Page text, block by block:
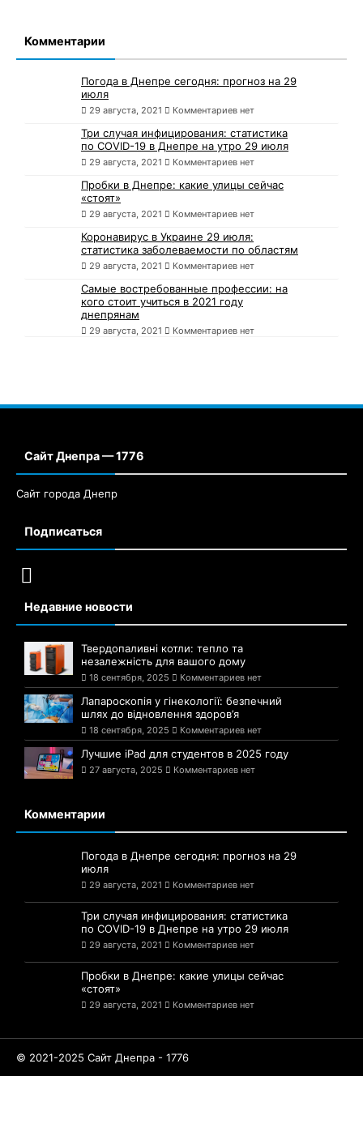
Комментарии
Погода в Днепре сегодня: прогноз на 29
июля
29 августа, 2021 Комментариев нет
Три случая инфицирования: статистика
по COVID-19 в Днепре на утро 29 июля
29 августа, 2021 Комментариев нет
Пробки в Днепре: какие улицы сейчас
«стоят»
29 августа, 2021 Комментариев нет
Коронавирус в Украине 29 июля:
статистика заболеваемости по областям
29 августа, 2021 Комментариев нет
Самые востребованные профессии: на
кого стоит учиться в 2021 году
днепрянам
29 августа, 2021 Комментариев нет
Сайт Днепра — 1776
Сайт города Днепр
Подписаться
Недавние новости
Твердопаливні котли: тепло та
незалежність для вашого дому
18 сентября, 2025 Комментариев нет
Лапароскопія у гінекології: безпечний
шлях до відновлення здоров’я
18 сентября, 2025 Комментариев нет
Лучшие iPad для студентов в 2025 году
27 августа, 2025 Комментариев нет
Комментарии
Погода в Днепре сегодня: прогноз на 29
июля
29 августа, 2021 Комментариев нет
Три случая инфицирования: статистика
по COVID-19 в Днепре на утро 29 июля
29 августа, 2021 Комментариев нет
Пробки в Днепре: какие улицы сейчас
«стоят»
29 августа, 2021 Комментариев нет
© 2021-2025 Сайт Днепра - 1776